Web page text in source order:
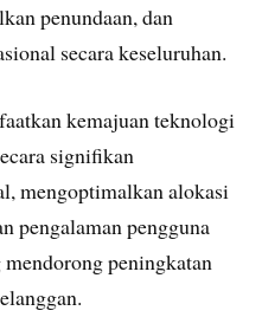
penundaan, dan
secara keseluruhan.
kemajuan teknologi
signifikan
mengoptimalkan alokasi
pengalaman pengguna
peningkatan